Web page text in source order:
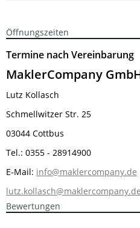
Öffnungszeiten
Termine nach Vereinbarung
MaklerCompany
Lutz Kollasch
Schmellwitzer Str. 25
03044 Cottbus
Tel.: 0355 - 28914900
E-Mail: info@maklercompany.de
lutz.kollasch@maklercompany.de
Bewertungen